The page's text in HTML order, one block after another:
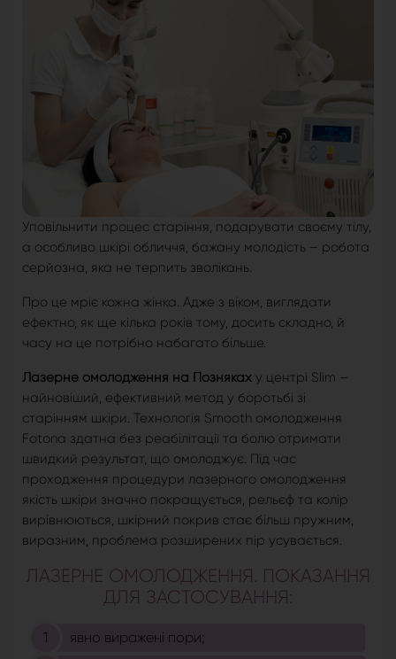
Уповільнити процес старіння, подарувати своєму тілу,
а особливо шкірі обличчя, бажану молодість – робота
серйозна, яка не терпить зволікань.
Про це мріє кожна жінка. Адже з віком, виглядати
ефектно, як ще кілька років тому, досить складно, й
часу на це потрібно набагато більше.
Лазерне омолодження на Позняках у центрі Slim –
найновіший, ефективний метод у боротьбі зі
старінням шкіри. Технологія Smooth омолодження
Fotona здатна без реабілітації та болю отримати
швидкий результат, що омолоджує. Під час
проходження процедури лазерного омолодження
якість шкіри значно покращується, рельєф та колір
вирівнюються, шкірний покрив стає більш пружним,
виразним, проблема розширених пір усувається.
ЛАЗЕРНЕ ОМОЛОДЖЕННЯ. ПОКАЗАННЯ
ДЛЯ ЗАСТОСУВАННЯ:
явно виражені пори;